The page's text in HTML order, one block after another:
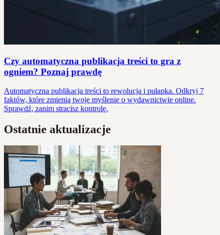
Czy automatyczna publikacja treści to gra z
ogniem? Poznaj prawdę
Automatyczna publikacja treści to rewolucja i pułapka. Odkryj 7
faktów, które zmienią twoje myślenie o wydawnictwie online.
Sprawdź, zanim stracisz kontrolę.
Ostatnie aktualizacje